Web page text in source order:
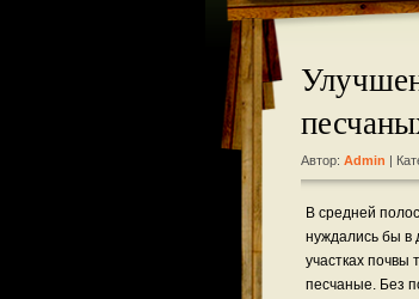
Автор: Admin |
В средней
нуждались бы в
участках
песчаные. Без